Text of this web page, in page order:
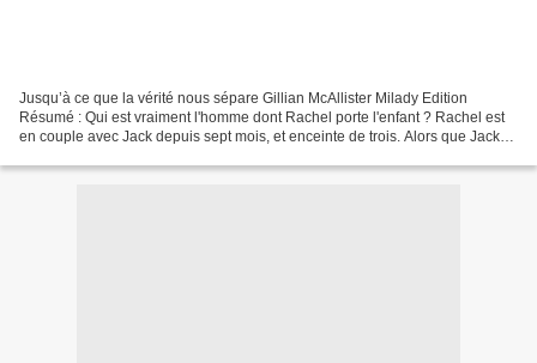
Jusqu’à ce que la vérité nous sépare Gillian McAllister Milady Edition
Résumé : Qui est vraiment l'homme dont Rachel porte l'enfant ? Rachel est
en couple avec Jack depuis sept mois, et enceinte de trois. Alors que Jack